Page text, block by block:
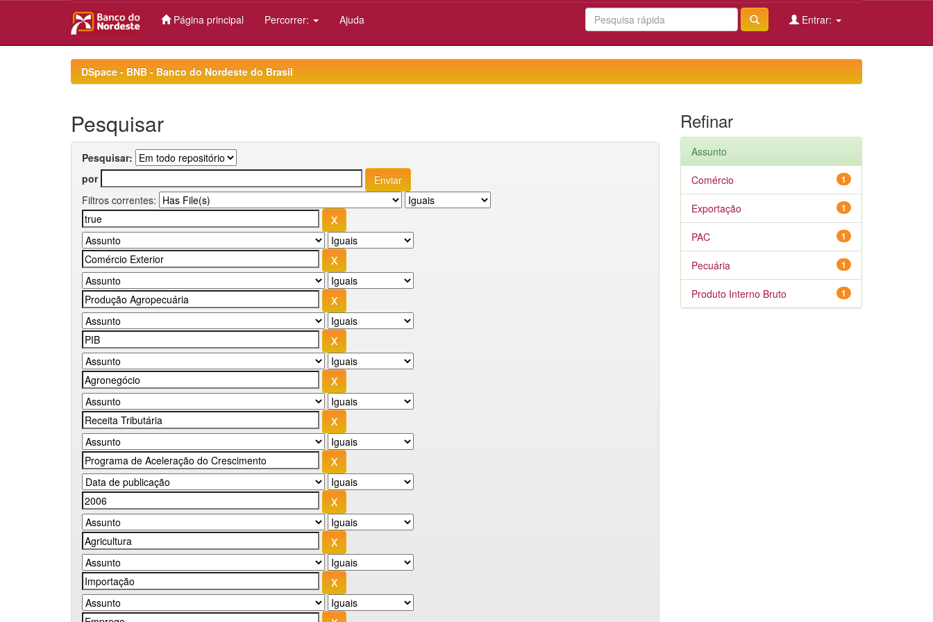
Página principal Percorrer: Ajuda Entrar:
DSpace - BNB - Banco do Nordeste do Brasil
Pesquisar
Pesquisar:
por
Filtros correntes:
Refinar
Assunto
1
Comércio
1
Exportação
1
PAC
1
Pecuária
1
Produto Interno Bruto